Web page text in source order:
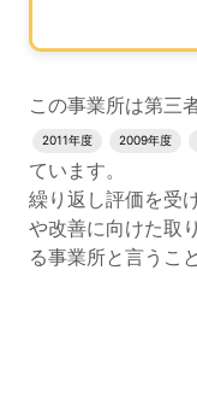
評価結果のPDFで
この事業所は第三
2011年度 2009年度
ています。
繰り返し評価を受
や改善に向けた取
る事業所と言うこ